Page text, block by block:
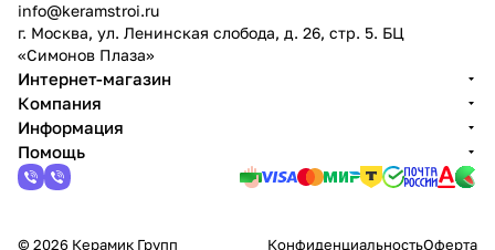
info@keramstroi.ru
г. Москва, ул. Ленинская слобода, д. 26, стр. 5. БЦ
«Симонов Плаза»
Интернет-магазин
Компания
Информация
Помощь
© 2026 Керамик Групп КонфиденциальностьОферта